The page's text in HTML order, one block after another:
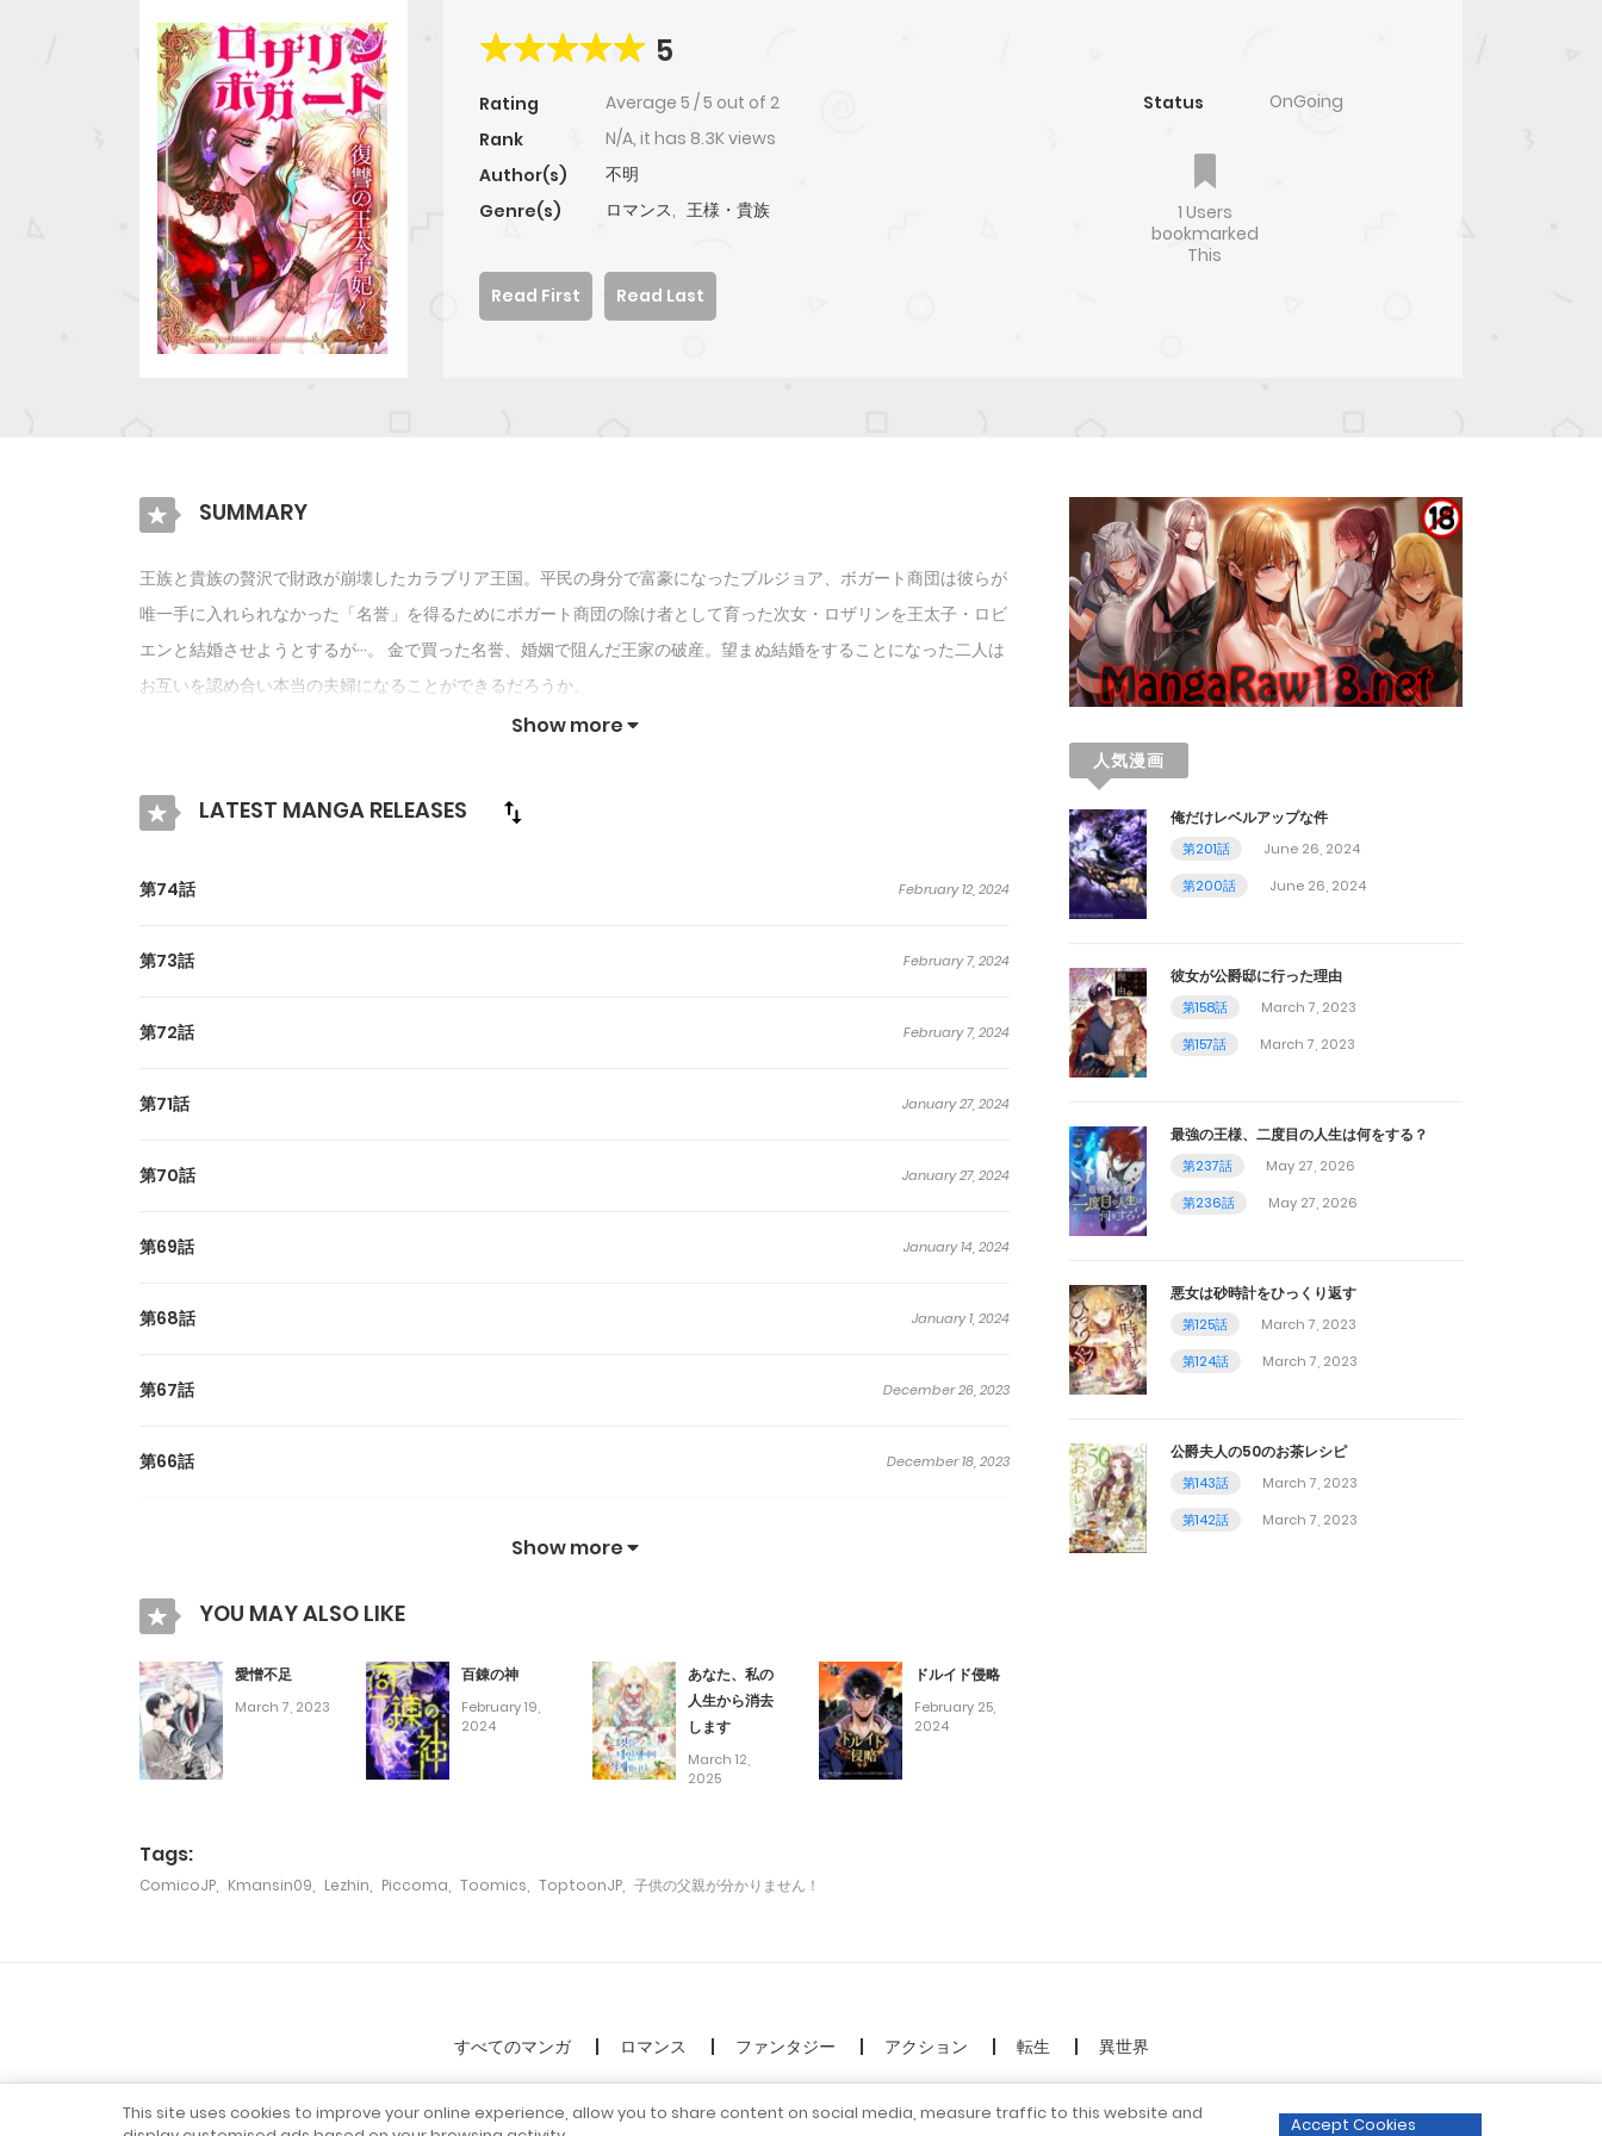
5
Rating Average 5 /5 out of 2
Rank
N/A, it has 8.3K views
Author(s)
不明
Genre(s)
ロマンス, 王様・貴族
Status OnGoing
1 Users
bookmarked
This
Read First
Read Last
SUMMARY
王族と貴族の贅沢で財政が崩壊したカラブリア王国。平民の身分で富豪になったブルジョア、ボガート商団は彼らが
唯一手に入れられなかった「名誉」を得るためにボガート商団の除け者として育った次女・ロザリンを王太子・ロビ
エンと結婚させようとするが···。 金で買った名誉、婚姻で阻んだ王家の破産。望まぬ結婚をすることになった二人は
お互いを認め合い本当の夫婦になることができるだろうか。
Show more
LATEST MANGA RELEASES
第74話 February 12, 2024
第73話 February 7, 2024
第72話 February 7, 2024
第71話 January 27, 2024
第70話 January 27, 2024
第69話 January 14, 2024
第68話 January 1, 2024
第67話 December 26, 2023
第66話 December 18, 2023
第64話
第63話 December 5, 2023
第62話 November 26, 2023
第60話
第57話 October 23, 2023
Show more
YOU MAY ALSO LIKE
愛憎不足
March 7, 2023
百錬の神
February 19,
2024
あなた、私の
人生から消去
します
March 12,
2025
ドルイド侵略
February 25,
2024
Tags:
ComicoJP, Kmansin09, Lezhin, Piccoma, Toomics, ToptoonJP, 子供の父親が分かりません！
人気漫画
俺だけレベルアップな件
第201話
June 26, 2024
第200話
June 26, 2024
彼女が公爵邸に行った理由
第158話
March 7, 2023
第157話
March 7, 2023
最強の王様、二度目の人生は何をする？
第237話
May 27, 2026
第236話
May 27, 2026
悪女は砂時計をひっくり返す
第125話
March 7, 2023
第124話
March 7, 2023
公爵夫人の50のお茶レシピ
第143話
March 7, 2023
第142話
March 7, 2023
すべてのマンガ ロマンス ファンタジー アクション 転生 異世界
© 2026 Madara Inc. All rights reserved
This site uses cookies to improve your online experience, allow you to share content on social media, measure traffic to this website and
Accept Cookies